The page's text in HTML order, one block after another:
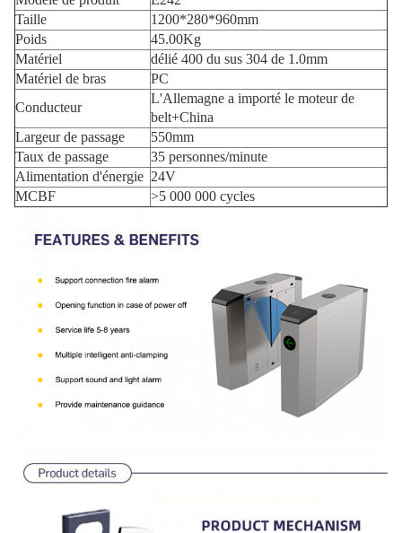
Taille
1200*280*960mm
Poids
45.00Kg
Matériel
délié 400 du sus 304 de 1.0mm
Matériel de bras
PC
Conducteur
L'Allemagne a importé le moteur de
belt+China
Largeur de passage
550mm
Taux de passage
35 personnes/minute
Alimentation d'énergie 24V
MCBF
>5 000 000 cycles